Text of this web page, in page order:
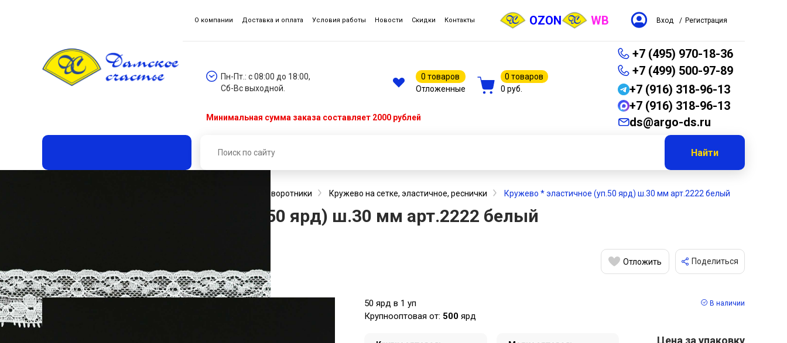
О компании Доставка и оплата Условия работы Новости Скидки Контакты OZON WB Вход / Регистрация
Пн-Пт.: с 08:00 до 18:00,
Сб-Вс выходной.
0 товаров
Отложенные
0 товаров
0 руб.
+7 (495) 970-18-36
+7 (499) 500-97-89
+7 (916) 318-96-13
+7 (916) 318-96-13
ds@argo-ds.ru
Минимальная сумма заказа составляет 2000 рублей
Найти
Кружева, гипюр, шитье и воротники Кружево на сетке, эластичное, реснички Кружево * эластичное (уп.50 ярд) ш.30 мм арт.2222 белый
Кружево * эластичное (уп.50 ярд) ш.30 мм арт.2222 белый
Отложить Поделиться
50 ярд в 1 уп
Крупнооптовая от: 500 ярд
В наличии
Цена за упаковку